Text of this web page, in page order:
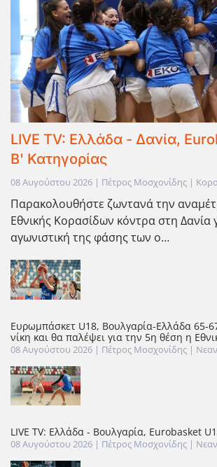
LIVE TV: Ελλάδα - Δανία,
Β' Κατηγορίας
08 Αυγούστου 2026 | Πέτρος Μοσχονίδης |
Παρακολουθήστε ζωντανά την
Εθνικής Κορασίδων κόντρα στη Δανία
αγωνιστική της φάσης των ο…
Ευρωμπάσκετ U18, Βουλγαρία-Ελλάδα 65-
νίκη και θα παλέψει για την 5η θέση η
08 Αυγούστου 2026 | Πέτρος Μοσχονίδης |
LIVE TV: Ελλάδα - Βουλγαρία, Eurobasket
08 Αυγούστου 2026 | Πέτρος Μοσχονίδης |